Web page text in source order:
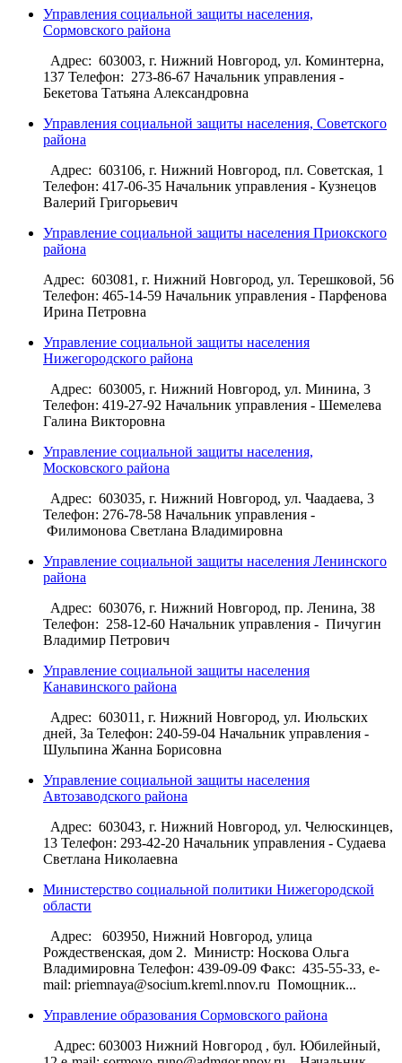
Управления социальной защиты населения,
Сормовского района
Адрес: 603003, г. Нижний Новгород, ул. Коминтерна,
137 Телефон: 273-86-67 Начальник управления -
Бекетова Татьяна Александровна
Управления социальной защиты населения, Советского
района
Адрес: 603106, г. Нижний Новгород, пл. Советская, 1
Телефон: 417-06-35 Начальник управления - Кузнецов
Валерий Григорьевич
Управление социальной защиты населения Приокского
района
Адрес: 603081, г. Нижний Новгород, ул. Терешковой, 56
Телефон: 465-14-59 Начальник управления - Парфенова
Ирина Петровна
Управление социальной защиты населения
Нижегородского района
Адрес: 603005, г. Нижний Новгород, ул. Минина, 3
Телефон: 419-27-92 Начальник управления - Шемелева
Галина Викторовна
Управление социальной защиты населения,
Московского района
Адрес: 603035, г. Нижний Новгород, ул. Чаадаева, 3
Телефон: 276-78-58 Начальник управления -
Филимонова Светлана Владимировна
Управление социальной защиты населения Ленинского
района
Адрес: 603076, г. Нижний Новгород, пр. Ленина, 38
Телефон: 258-12-60 Начальник управления - Пичугин
Владимир Петрович
Управление социальной защиты населения
Канавинского района
Адрес: 603011, г. Нижний Новгород, ул. Июльских
дней, 3а Телефон: 240-59-04 Начальник управления -
Шульпина Жанна Борисовна
Управление социальной защиты населения
Автозаводского района
Адрес: 603043, г. Нижний Новгород, ул. Челюскинцев,
13 Телефон: 293-42-20 Начальник управления - Судаева
Светлана Николаевна
Министерство социальной политики Нижегородской
области
Адрес: 603950, Нижний Новгород, улица
Рождественская, дом 2. Министр: Носкова Ольга
Владимировна Телефон: 439-09-09 Факс: 435-55-33, e-
mail: priemnaya@socium.kreml.nnov.ru Помощник...
Управление образования Сормовского района
Адрес: 603003 Нижний Новгород , бул. Юбилейный,